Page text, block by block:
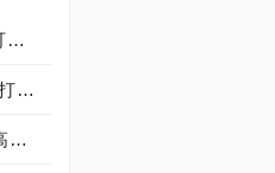
《七大罪：Origin》迎來首位可遊玩十誡角色「德里艾利」
聚焦耐用與穩定運行 研揚科技打造新一代 COM Express Type 6 模組
LG公布2026年第二季度財報 高附加價值產品銷售成長與成本競爭力提升，營業獲利年增 147%